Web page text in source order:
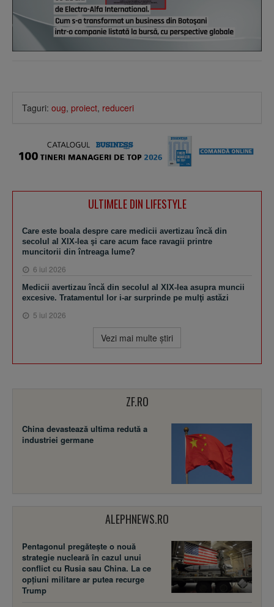
Taguri: oug, proiect, reduceri
ULTIMELE DIN LIFESTYLE
Care este boala despre care medicii avertizau încă din
secolul al XIX-lea şi care acum face ravagii printre
muncitorii din întreaga lume?
6 iul 2026
Medicii avertizau încă din secolul al XIX-lea asupra muncii
excesive. Tratamentul lor i-ar surprinde pe mulţi astăzi
5 iul 2026
Vezi mai multe ştiri
ZF.RO
China devastează ultima redută a
industriei germane
ALEPHNEWS.RO
Pentagonul pregătește o nouă
strategie nucleară în cazul unui
conflict cu Rusia sau China. La ce
opțiuni militare ar putea recurge
Trump